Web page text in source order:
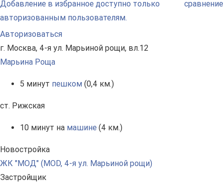
Добавление в избранное доступно только
авторизованным пользователям.
Авторизоваться
сравнение
г. Москва, 4-я ул. Марьиной рощи, вл.12
Марьина Роща
5 минут пешком (0,4 км.)
ст. Рижская
10 минут на машине (4 км.)
Новостройка
ЖК "МОД" (MOD, 4-я ул. Марьиной рощи)
Застройщик